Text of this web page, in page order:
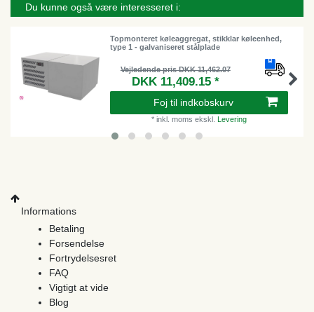
Du kunne også være interesseret i:
Topmonteret køleaggregat, stikklar køleenhed,
type 1 - galvaniseret stålplade
Vejledende pris DKK 11,462.07
DKK 11,409.15 *
Foj til indkobskurv
* inkl. moms ekskl. Levering
Informations
Betaling
Forsendelse
Fortrydelsesret
FAQ
Vigtigt at vide
Blog